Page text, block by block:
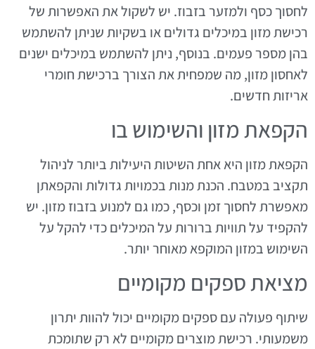
לחסוך כסף ולמזער בזבוז. יש לשקול את האפשרות של
רכישת מזון במיכלים גדולים או בשקיות שניתן להשתמש
בהן מספר פעמים. בנוסף, ניתן להשתמש במיכלים ישנים
לאחסון מזון, מה שמפחית את הצורך ברכישת חומרי
אריזות חדשים.
הקפאת מזון והשימוש בו
הקפאת מזון היא אחת השיטות היעילות ביותר לניהול
תקציב במטבח. הכנת מנות בכמויות גדולות והקפאתן
מאפשרת לחסוך זמן וכסף, כמו גם למנוע בזבוז מזון. יש
להקפיד על תוויות ברורות על המיכלים כדי להקל על
השימוש במזון המוקפא מאוחר יותר.
מציאת ספקים מקומיים
שיתוף פעולה עם ספקים מקומיים יכול להוות יתרון
משמעותי. רכישת מוצרים מקומיים לא רק שתומכת